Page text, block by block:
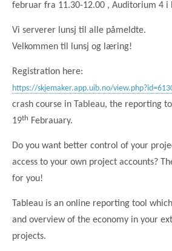
februar fra 11.30-12.00 , Auditorium 4 i
Vi serverer lunsj til alle påmeldte.
Velkommen til lunsj og læring!
Registration here:
https://skjemaker.app.uib.no/
crash course in Tableau, the reporting
19th Febrauary.
Do you want better control of your
access to your own project accounts?
for you!
Tableau is an online reporting tool
and overview of the economy in your
projects.